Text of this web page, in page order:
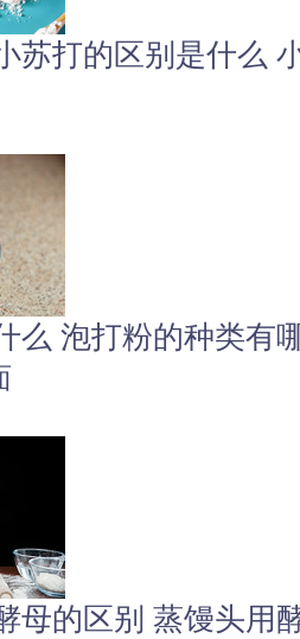
苏打的区别是什么
么 泡打粉的种类有
母的区别 蒸馒头用